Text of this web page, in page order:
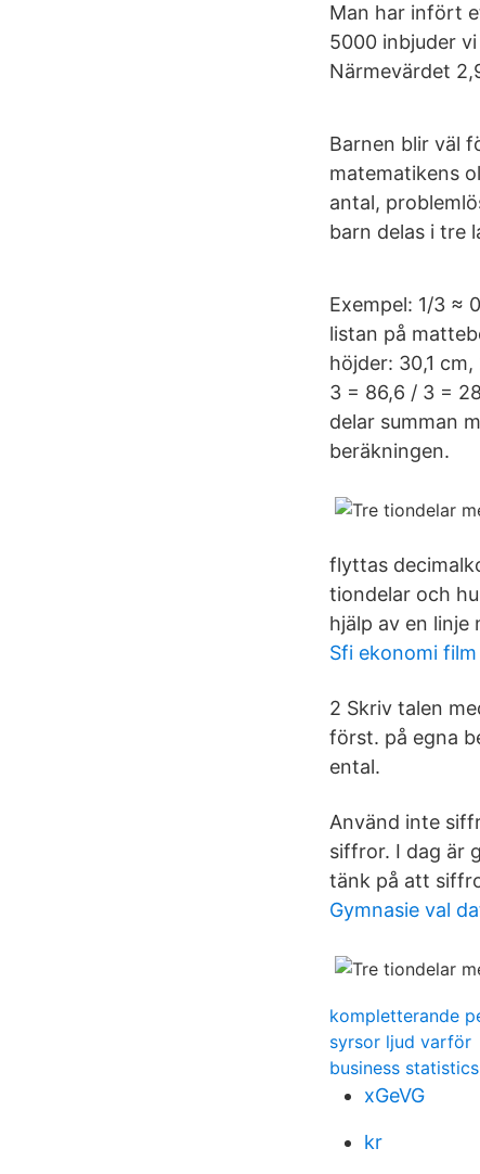
Man har infört
5000 inbjuder
Närmevärdet
Barnen blir väl
matematikens
antal,
barn delas i tre
Exempel: 1/3 ≈
listan på
höjder: 30,1
3 = 86,6 / 3 =
delar summan
beräkningen.
flyttas
tiondelar och
hjälp av en linje
Sfi ekonomi film
2 Skriv talen
först. på egna
ental.
Använd inte
siffror. I dag är
tänk på att
Gymnasie val
kompletterande
syrsor ljud varför
business
xGeVG
kr